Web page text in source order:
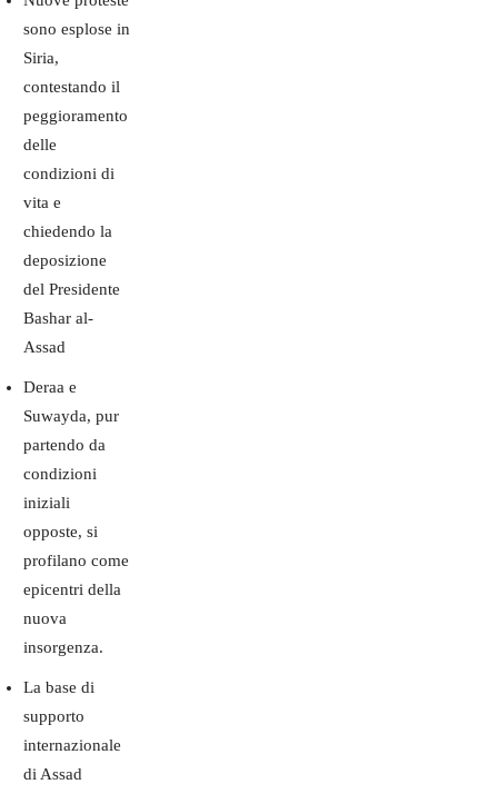
sono esplose in
Siria,
contestando il
peggioramento
delle
condizioni di
vita e
chiedendo la
deposizione
del Presidente
Bashar al-
Assad
Deraa e
Suwayda, pur
partendo da
condizioni
iniziali
opposte, si
profilano come
epicentri della
nuova
insorgenza.
La base di
supporto
internazionale
di Assad